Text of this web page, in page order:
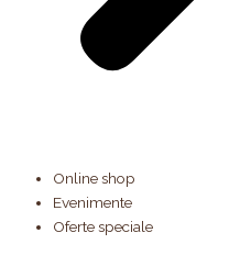
Online shop
Evenimente
Oferte speciale